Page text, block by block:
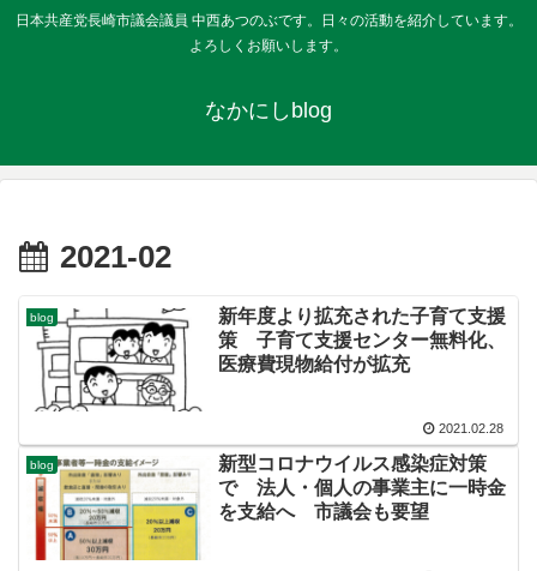
日本共産党長崎市議会議員 中西あつのぶです。日々の活動を紹介しています。
よろしくお願いします。
なかにしblog
2021-02
blog
新年度より拡充された子育て支援
策 子育て支援センター無料化、
医療費現物給付が拡充
2021.02.28
blog
新型コロナウイルス感染症対策
で 法人・個人の事業主に一時金
を支給へ 市議会も要望